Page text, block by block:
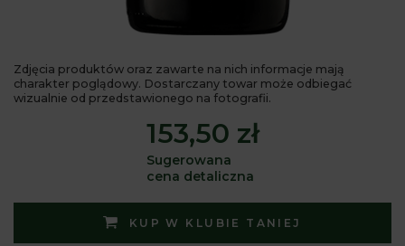
Zdjęcia produktów oraz zawarte na nich informacje mają
charakter poglądowy. Dostarczany towar może odbiegać
wizualnie od przedstawionego na fotografii.
153,50 zł
Sugerowana
cena detaliczna
KUP W KLUBIE TANIEJ